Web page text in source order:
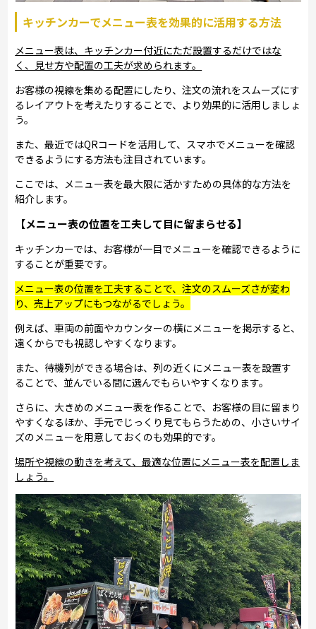
キッチンカーでメニュー表を効果的に活用する方法
メニュー表は、キッチンカー付近にただ設置するだけではな
く、見せ方や配置の工夫が求められます。
お客様の視線を集める配置にしたり、注文の流れをスムーズにす
るレイアウトを考えたりすることで、より効果的に活用しましょ
う。
また、最近ではQRコードを活用して、スマホでメニューを確認
できるようにする方法も注目されています。
ここでは、メニュー表を最大限に活かすための具体的な方法を
紹介します。
【メニュー表の位置を工夫して目に留まらせる】
キッチンカーでは、お客様が一目でメニューを確認できるように
することが重要です。
メニュー表の位置を工夫することで、注文のスムーズさが変わ
り、売上アップにもつながるでしょう。
例えば、車両の前面やカウンターの横にメニューを掲示すると、
遠くからでも視認しやすくなります。
また、待機列ができる場合は、列の近くにメニュー表を設置す
ることで、並んでいる間に選んでもらいやすくなります。
さらに、大きめのメニュー表を作ることで、お客様の目に留まり
やすくなるほか、手元でじっくり見てもらうための、小さいサイ
ズのメニューを用意しておくのも効果的です。
場所や視線の動きを考えて、最適な位置にメニュー表を配置しま
しょう。